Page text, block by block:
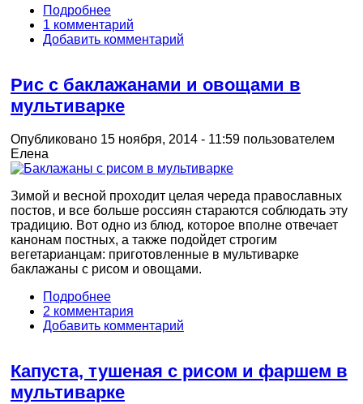
Подробнее
1 комментарий
Добавить комментарий
Рис с баклажанами и овощами в
мультиварке
Опубликовано 15 ноября, 2014 - 11:59 пользователем
Елена
Зимой и весной проходит целая череда православных
постов, и все больше россиян стараются соблюдать эту
традицию. Вот одно из блюд, которое вполне отвечает
канонам постных, а также подойдет строгим
вегетарианцам: приготовленные в мультиварке
баклажаны с рисом и овощами.
Подробнее
2 комментария
Добавить комментарий
Капуста, тушеная с рисом и фаршем в
мультиварке